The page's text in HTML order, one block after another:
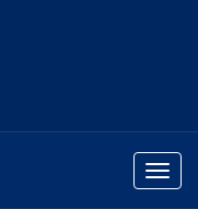
Menu